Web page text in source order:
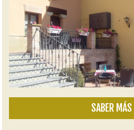
SABER MÁS